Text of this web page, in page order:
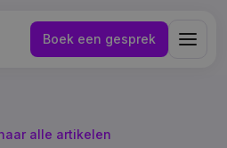
Boek een gesprek
alle artikelen